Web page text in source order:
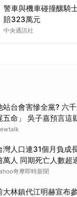
警車與機車碰撞釀騎
賠323萬元
中央通訊社
站台會害慘全黨? 六
五命」 吳子嘉預言這
灣人口連31個月負成
萬人 同期死亡人數超
奇摩即時新聞
大林鎮代江明赫宣布
消